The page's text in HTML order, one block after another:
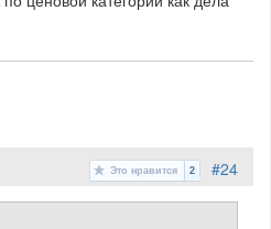
#24
Это нравится 2